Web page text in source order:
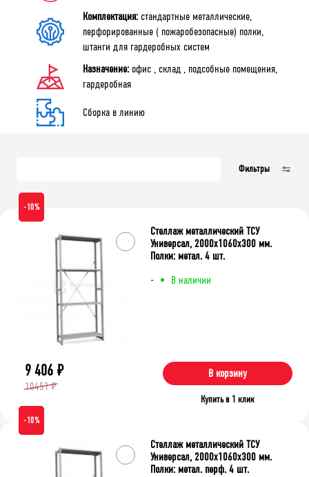
Перфорированная
Очистить фильтр
Комплектация: стандартные металлические,
перфорированные ( пожаробезопасные) полки,
штанги для гардеробных систем
Назначение: офис , склад , подсобные помещения,
гардеробная
Сборка в линию
Фильтры
-10%
- В наличии
Стеллаж металлический ТСУ
Универсал, 2000x1060x300 мм.
Полки: метал. 4 шт.
9 406 ₽
10451 ₽
В корзину
Купить в 1 клик
-10%
Стеллаж металлический ТСУ
Универсал, 2000x1060x300 мм.
Полки: метал. перф. 4 шт.